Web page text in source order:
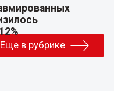
Еще в рубрике